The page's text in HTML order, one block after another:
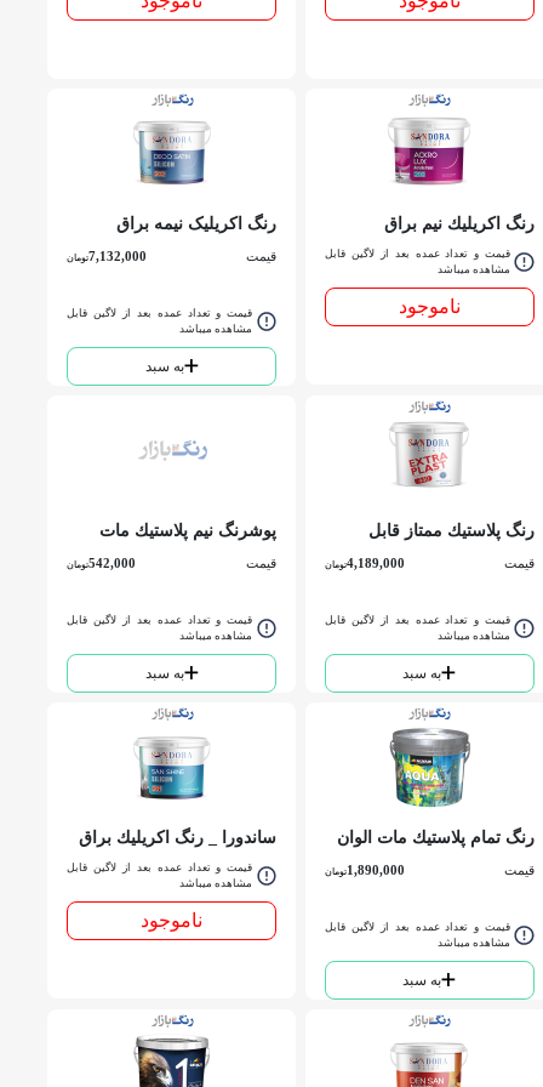
رنگ اكريليك نيم براق
اكرولوكس 200 ساندورا دبه
قیمت و تعداد عمده بعد از لاگین قابل
مشاهده میباشد
ناموجود
رنگ اکریلیک نیمه براق
دكوساتين سفيد 202 ساندورا
قیمت 7,132,000تومان
قیمت و تعداد عمده بعد از لاگین قابل
مشاهده میباشد
به سبد
رنگ پلاستيك ممتاز قابل
شستشو ساندورا کد 440 دبه
قیمت 4,189,000تومان
قیمت و تعداد عمده بعد از لاگین قابل
مشاهده میباشد
به سبد
پوشرنگ نيم پلاستيك مات
قیمت 542,000تومان
قیمت و تعداد عمده بعد از لاگین قابل
مشاهده میباشد
به سبد
رنگ تمام پلاستيك مات الوان
قیمت 1,890,000تومان
قیمت و تعداد عمده بعد از لاگین قابل
مشاهده میباشد
به سبد
ساندورا _ رنگ اكريليك براق
سوپر سيليكوني سان شاين
201 _ كوارت
قیمت و تعداد عمده بعد از لاگین قابل
مشاهده میباشد
ناموجود